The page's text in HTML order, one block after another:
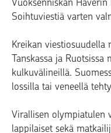
Soihtuviestiä varten
Kreikan viestiosuudella
Tanskassa ja
kulkuvälineillä.
lossilla tai veneellä
Virallisen olympiatulen
lappilaiset sekä